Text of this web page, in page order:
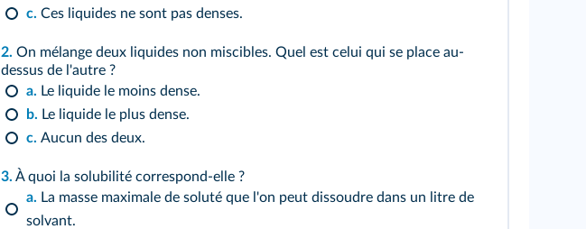
c.
Ces liquides ne sont pas denses.
2. On mélange deux liquides non miscibles. Quel est celui qui se place au-
dessus de l'autre ?
a.
Le liquide le moins dense.
b.
Le liquide le plus dense.
c. Aucun des deux.
3. À quoi la solubilité correspond-elle ?
a. La masse maximale de soluté que l'on peut dissoudre dans un litre de
solvant.